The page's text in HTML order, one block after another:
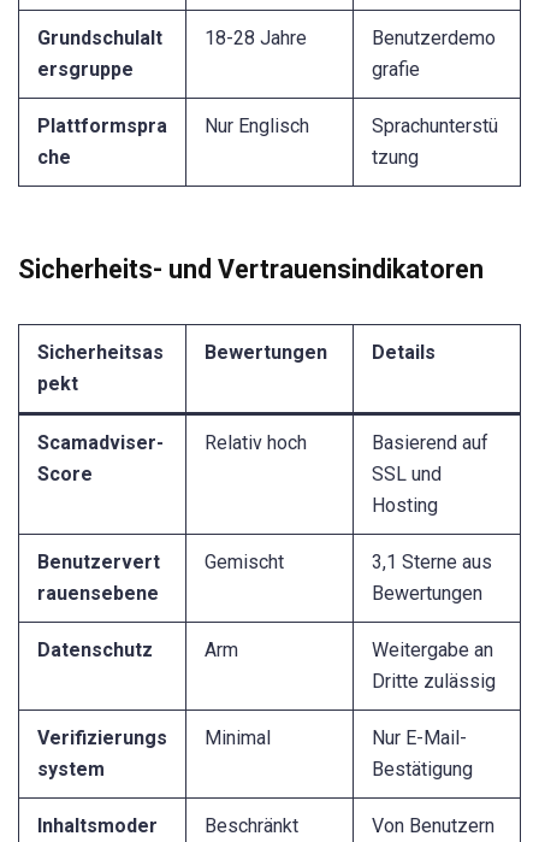
Grundschulalt
ersgruppe
18-28 Jahre
Benutzerdemo
grafie
Plattformspra
che
Nur Englisch
Sprachunterstü
tzung
Sicherheits- und Vertrauensindikatoren
Sicherheitsas
pekt
Bewertungen Details
Scamadviser-
Score
Relativ hoch
Basierend auf
SSL und
Hosting
Benutzervert
rauensebene
Gemischt
3,1 Sterne aus
Bewertungen
Datenschutz Arm
Weitergabe an
Dritte zulässig
Verifizierungs
system
Minimal
Nur E-Mail-
Bestätigung
Inhaltsmoder
Beschränkt
Von Benutzern